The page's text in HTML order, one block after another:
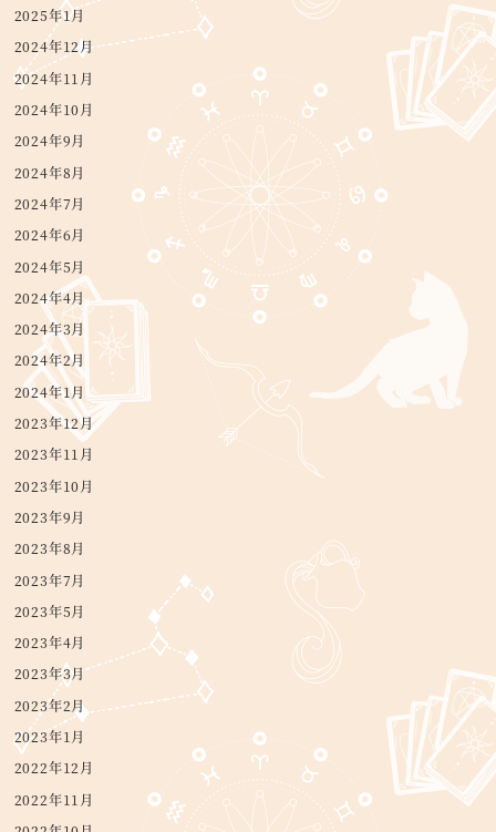
2025年1月
2024年12月
2024年11月
2024年10月
2024年9月
2024年8月
2024年7月
2024年6月
2024年5月
2024年4月
2024年3月
2024年2月
2024年1月
2023年12月
2023年11月
2023年10月
2023年9月
2023年8月
2023年7月
2023年5月
2023年4月
2023年3月
2023年2月
2023年1月
2022年12月
2022年11月